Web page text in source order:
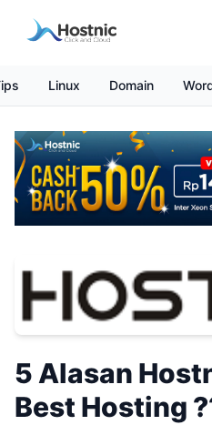
Linux Domain
5 Alasan
Best Hosting